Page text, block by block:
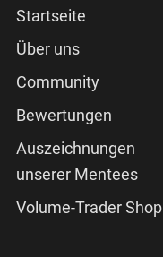
Startseite
Über uns
Community
Bewertungen
Auszeichnungen
unserer Mentees
Volume-Trader Shop